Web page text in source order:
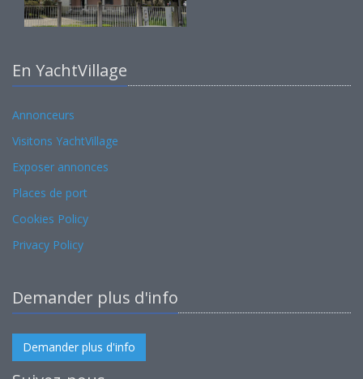
En YachtVillage
Annonceurs
Visitons YachtVillage
Exposer annonces
Places de port
Cookies Policy
Privacy Policy
Demander plus d'info
Demander plus d'info